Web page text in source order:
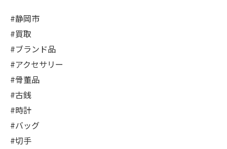
#静岡市
#買取
#ブランド品
#アクセサリー
#骨董品
#古銭
#時計
#バッグ
#切手